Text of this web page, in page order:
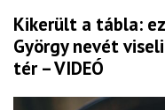
Kikerült a tábla:
György nevét
tér – VIDEÓ